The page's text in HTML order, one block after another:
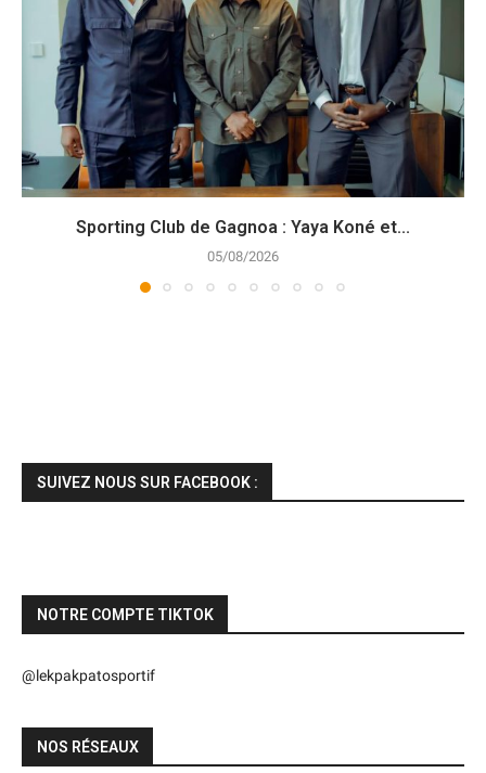
Sporting Club de Gagnoa : Yaya Koné et...
05/08/2026
SUIVEZ NOUS SUR FACEBOOK :
NOTRE COMPTE TIKTOK
@lekpakpatosportif
NOS RÉSEAUX